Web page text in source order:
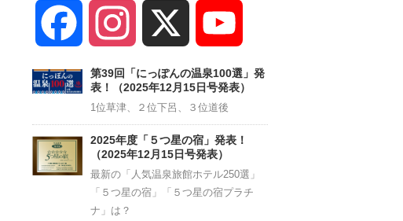
Facebook Instagram
Channel
第39回「にっぽんの温泉100選」発
表！（2025年12月15日号発表）
1位草津、２位下呂、３位道後
2025年度「５つ星の宿」発表！
（2025年12月15日号発表）
最新の「人気温泉旅館ホテル250選」
「５つ星の宿」「５つ星の宿プラチ
ナ」は？